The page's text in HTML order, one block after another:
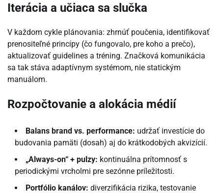
Iterácia a učiaca sa slučka
V každom cykle plánovania: zhrnúť poučenia, identifikovať
prenositeľné princípy (čo fungovalo, pre koho a prečo),
aktualizovať guidelines a tréning. Značková komunikácia
sa tak stáva adaptívnym systémom, nie statickým
manuálom.
Rozpočtovanie a alokácia médií
Balans brand vs. performance: udržať investície do
budovania pamäti (dosah) aj do krátkodobých akvizícií.
„Always-on“ + pulzy: kontinuálna prítomnosť s
periodickými vrcholmi pre sezónne príležitosti.
Portfólio kanálov: diverzifikácia rizika, testovanie